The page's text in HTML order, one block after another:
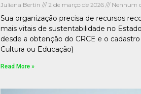
Juliana Bertin 2 de março de 2026 Nenhum
Sua organização precisa de recursos
mais vitais de sustentabilidade no
desde a obtenção do CRCE e o
Cultura ou Educação)
Read More »